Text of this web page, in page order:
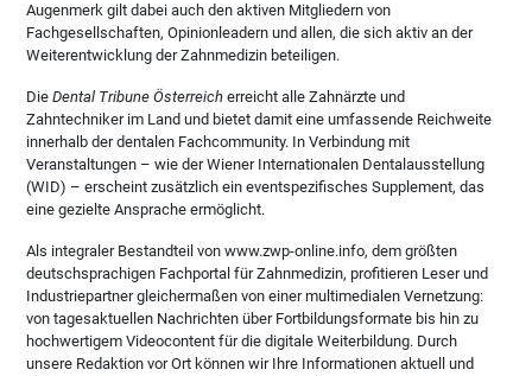
Augenmerk gilt dabei auch den aktiven Mitgliedern von
Fachgesellschaften, Opinionleadern und allen, die sich aktiv an der
Weiterentwicklung der Zahnmedizin beteiligen.
DieDental Tribune Österreich erreicht alle Zahnärzte und
Zahntechniker im Land und bietet damit eine umfassende Reichweite
innerhalb der dentalen Fachcommunity. In Verbindung mit
Veranstaltungen – wie der Wiener Internationalen Dentalausstellung
(WID) – erscheint zusätzlich ein eventspezifisches Supplement, das
eine gezielte Ansprache ermöglicht.
Als integraler Bestandteil von www.zwp-online.info, dem größten
deutschsprachigen Fachportal für Zahnmedizin, profitieren Leser und
Industriepartner gleichermaßen von einer multimedialen Vernetzung:
von tagesaktuellen Nachrichten über Fortbildungsformate bis hin zu
hochwertigem Videocontent für die digitale Weiterbildung. Durch
unsere Redaktion vor Ort können wir Ihre Informationen aktuell und